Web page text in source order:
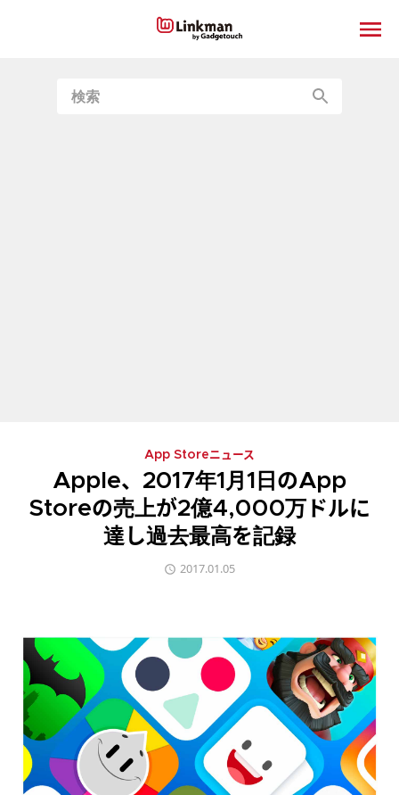
App Storeニュース
Apple、2017年1月1日のApp
Storeの売上が2億4,000万ドルに
達し過去最高を記録
2017.01.05